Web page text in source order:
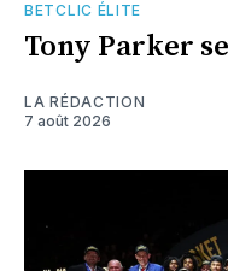
BETCLIC ÉLITE
Tony Parker
LA RÉDACTION
7 août 2026